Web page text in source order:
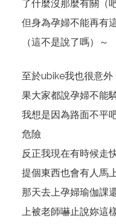
了什麼沒那麼有關（
但身為孕婦不能再有
（這不是說了嗎）～
至於ubike我也很意
果大家都說孕婦不能
我想是因為路面不平
危險
反正我現在有時候走
提個東西也會有人馬
那天去上孕婦瑜伽課
上被老師嚇止說妳這